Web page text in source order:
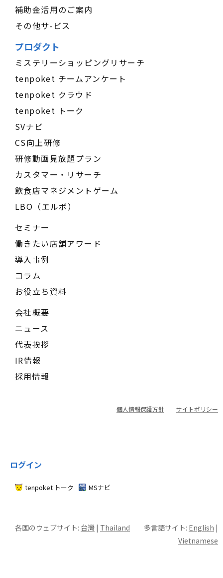
補助金活用のご案内
その他サ-ビス
プロダクト
ミステリーショッピングリサーチ
tenpoket チームアンケート
tenpoket クラウド
tenpoket トーク
SVナビ
CS向上研修
研修動画見放題プラン
カスタマー・リサーチ
飲食店マネジメントゲーム
LBO（エルボ）
セミナー
働きたい店舗アワード
導入事例
コラム
お役立ち資料
会社概要
ニュース
代表挨拶
IR情報
採用情報
個人情報保護方針 サイトポリシー
ログイン
tenpoket トーク MSナビ
各国のウェブサイト: 台灣 | Thailand 多言語サイト: English |
Vietnamese